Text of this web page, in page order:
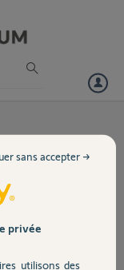
l'App ne
identification bien
privée
utilisons des
sans accepter →